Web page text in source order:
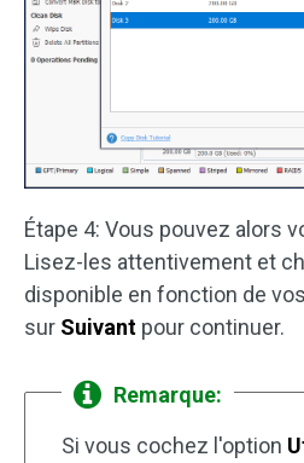
Étape 4: Vous pouvez alors
Lisez-les attentivement et
disponible en fonction de
sur Suivant pour continuer.
Remarque:
Si vous cochez l'option